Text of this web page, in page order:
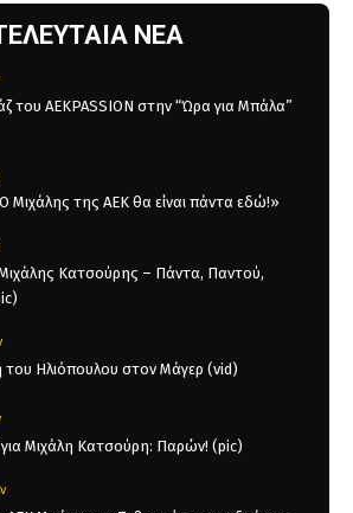
ΝΕΑ
του AEKPASSION στην “Ώρα για Μπάλα”
Μιχάλης της ΑΕΚ θα είναι πάντα εδώ!»
Κατσούρης – Πάντα, Παντού,
Ηλιόπουλου στον Μάγερ (vid)
Μιχάλη Κατσούρη: Παρών! (pic)